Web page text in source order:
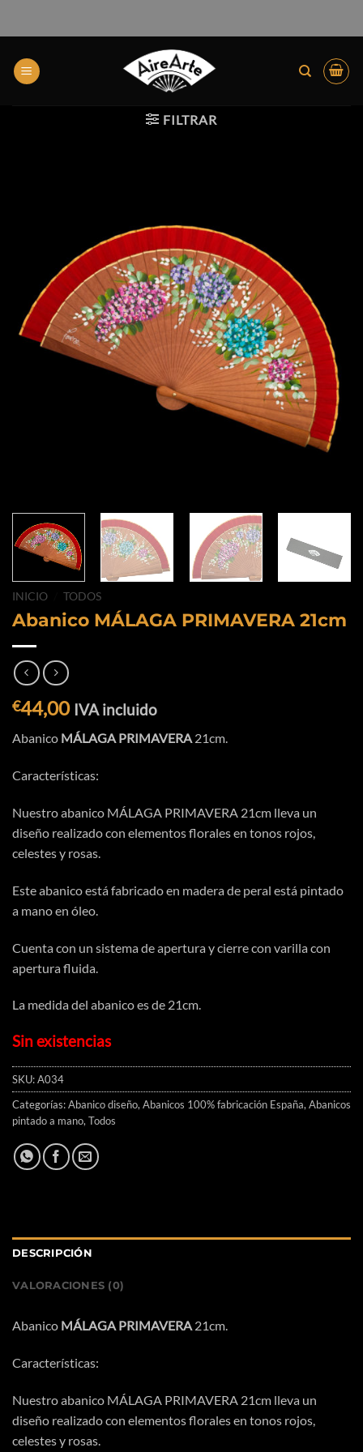
FILTRAR
INICIO TODOS
Abanico MÁLAGA PRIMAVERA 21cm
€44,00 IVA incluido
Abanico MÁLAGA PRIMAVERA 21cm.
Características:
Nuestro abanico MÁLAGA PRIMAVERA 21cm lleva un
diseño realizado con elementos florales en tonos rojos,
celestes y rosas.
Este abanico está fabricado en madera de peral está pintado
a mano en óleo.
Cuenta con un sistema de apertura y cierre con varilla con
apertura fluida.
La medida del abanico es de 21cm.
Sin existencias
SKU:A034
Categorías:Abanico diseño,Abanicos 100% fabricación España,Abanicos
pintado a mano,Todos
DESCRIPCIÓN
VALORACIONES (0)
Abanico MÁLAGA PRIMAVERA 21cm.
Características:
Nuestro abanico MÁLAGA PRIMAVERA 21cm lleva un
diseño realizado con elementos florales en tonos rojos,
celestes y rosas.